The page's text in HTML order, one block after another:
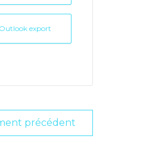
export
précédent